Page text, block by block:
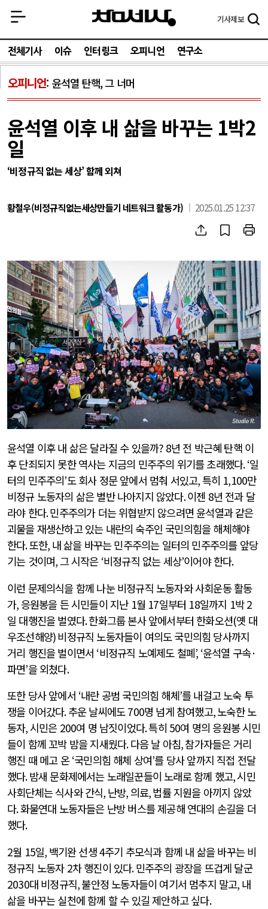
기사제보
전체기사 이슈 인터링크 오피니언 연구소
오피니언 윤석열 탄핵, 그 너머
윤석열 이후 내 삶을 바꾸는 1박2
일
‘비정규직 없는 세상’ 함께 외쳐
황철우(비정규직없는세상만들기 네트워크 활동가) 2025.01.25 12:37
윤석열 이후 내 삶은 달라질 수 있을까? 8년 전 박근혜 탄핵 이
후 단죄되지 못한 역사는 지금의 민주주의 위기를 초래했다. ‘일
터의 민주주의’도 회사 정문 앞에서 멈춰 서있고,특히 1,100만
비정규 노동자의 삶은 별반 나아지지 않았다.이젠 8년 전과 달
라야 한다.민주주의가 더는 위협받지 않으려면 윤석열과 같은
괴물을 재생산하고 있는 내란의 숙주인 국민의힘을 해체해야
한다.또한, 내 삶을 바꾸는 민주주의는 일터의 민주주의를 앞당
기는 것이며,그 시작은 ‘비정규직 없는 세상’이어야 한다.
이런 문제의식을 함께 나눈 비정규직 노동자와 사회운동 활동
가,응원봉을 든 시민들이 지난 1월 17일부터 18일까지 1박2
일 대행진을 벌였다.한화그룹 본사 앞에서부터 한화오션(옛 대
우조선해양)비정규직 노동자들이 여의도 국민의힘 당사까지
거리 행진을 벌이면서 ‘비정규직 노예제도 철폐’, ‘윤석열 구속·
파면’을 외쳤다.
또한 당사 앞에서 ‘내란 공범 국민의힘 해체’를 내걸고 노숙 투
쟁을 이어갔다.추운 날씨에도700명 넘게 참여했고,노숙한 노
동자,시민은 200여 명 남짓이었다.특히 50여 명의 응원봉 시민
들이 함께 꼬박 밤을 지새웠다.다음 날 아침,참가자들은 거리
행진 때 메고 온‘국민의힘 해체 상여’를 당사 앞까지 직접 전달
했다.밤새 문화제에서는 노래일꾼들이 노래로 함께 했고,시민
사회단체는 식사와 간식, 난방, 의료,법률 지원을 아끼지 않았
다.화물연대 노동자들은 난방 버스를 제공해 연대의 손길을 더
했다.
2월 15일, 백기완 선생4주기 추모식과 함께 내 삶을 바꾸는 비
정규직 노동자 2차 행진이 있다.민주주의 광장을 뜨겁게 달군
2030대 비정규직,불안정 노동자들이 여기서 멈추지 말고, 내
삶을 바꾸는 실천에 함께 할 수 있길 제안하고 싶다.